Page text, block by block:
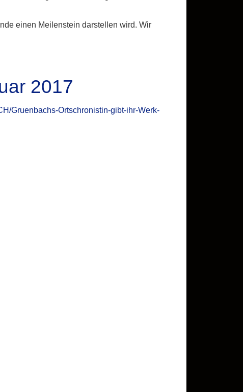
einen Meilenstein darstellen wird. Wir
2017
Gruenbachs-Ortschronistin-gibt-ihr-Werk-